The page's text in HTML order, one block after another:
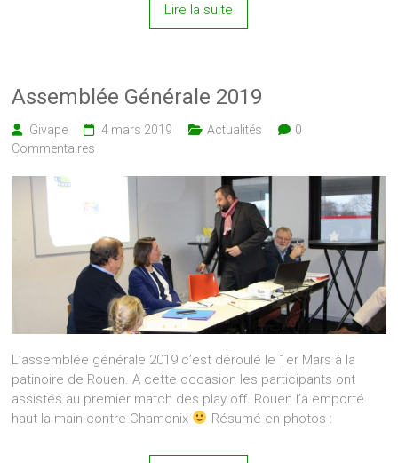
Lire la suite
Assemblée Générale 2019
Givape 4 mars 2019 Actualités
0
Commentaires
L’assemblée générale 2019 c’est déroulé le 1er Mars à la
patinoire de Rouen. A cette occasion les participants ont
assistés au premier match des play off. Rouen l’a emporté
haut la main contre Chamonix
Résumé en photos :